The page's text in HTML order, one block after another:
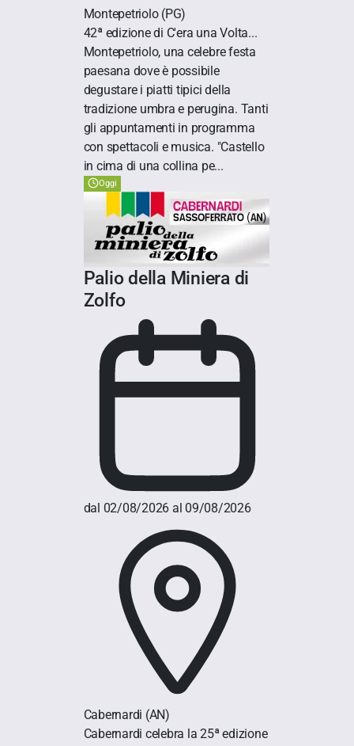
Montepetriolo (PG)
42ª edizione di C'era una Volta...
Montepetriolo, una celebre festa
paesana dove è possibile
degustare i piatti tipici della
tradizione umbra e perugina. Tanti
gli appuntamenti in programma
con spettacoli e musica. "Castello
in cima di una collina pe...
Oggi
Palio della Miniera di
Zolfo
dal 02/08/2026 al 09/08/2026
Cabernardi (AN)
Cabernardi celebra la 25ª edizione